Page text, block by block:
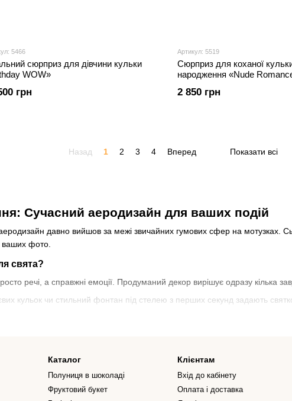
Сучасний аеродизайн для ваших подій
давно вийшов за межі звичайних гумових сфер на мотузках.
ваших фото.
свята?
речі, а справжні емоції. Продуманий декор вирішує одразу кілька
кульок чи стильний фонтан під стелею з перших секунд задають
декору, тому пропонуємо лише стильні рішення без застарілих форм. У
віку або важливої дати — солідна основа більшості святкових сетів.
5466
сюрприз для дівчини кульки
WOW»
грн
Артикул: 5519
Сюрприз для коханої
народження «Nude
2 850 грн
Назад 1 2 3 4 Вперед Показати всі
Каталог
Полуниця в шоколаді
Фруктовий букет
Клієнтам
Вхід до кабінету
Оплата і доставка